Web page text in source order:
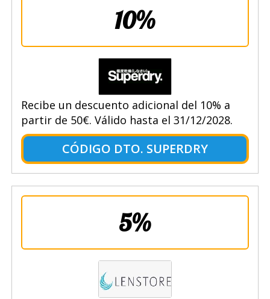
10%
Recibe un descuento adicional del 10% a
partir de 50€. Válido hasta el 31/12/2028.
CÓDIGO DTO. SUPERDRY
5%